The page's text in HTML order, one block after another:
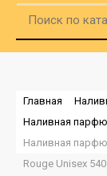
Главная
Наливная
Наливная
Rouge Unisex